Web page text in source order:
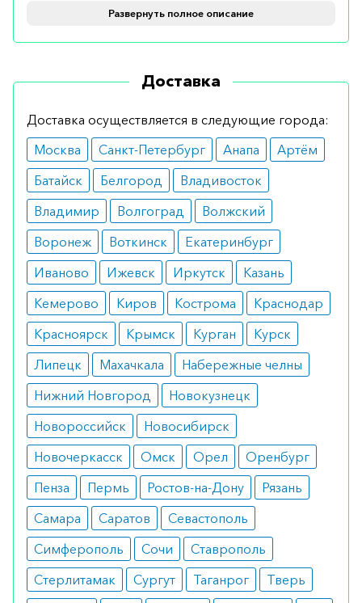
Форма выпуска
Выпускается в форме таблеток по 250 мг № 100.
Применение и дозировка
Дозировка зависит от состояния пациента,
диагноза и комбинации препаратов, которые
применяются в лечении. При отравлении
тяжелыми металлами принимают внутрь после
еды по 1 таблетке три раза в день. При
системных коллагенозах начальная доза – 1
таблетка, максимально возможная – 4 таблетки в
сутки.
Показания
острое отравление солями тяжелых
металлов;
ревматоидный артрит;
склеродермия;
наследственные заболевания печени
(Вильсон-Коновалова).
Противопоказания
беременность и лактационный период;
бронхиальная астма;
агранулоцитоз;
тяжелые заболевания почек;
гиперчувствительность к составу
Развернуть полное описание
Доставка
Доставка осуществляется в следующие города:
Москва
Санкт-Петербург Анапа
Артём
Батайск
Белгород
Владивосток
Владимир
Волгоград
Волжский
Воронеж
Воткинск
Екатеринбург
Иваново
Ижевск Иркутск
Казань
Кемерово
Киров Кострома
Краснодар
Красноярск
Крымск Курган
Курск
Липецк
Махачкала
Набережные челны
Нижний Новгород
Новокузнецк
Новороссийск
Новосибирск
Новочеркасск
Омск Орел
Оренбург
Пенза
Пермь Ростов-на-Дону
Рязань
Самара
Саратов
Севастополь
Симферополь
Сочи
Ставрополь
Стерлитамак
Сургут Таганрог
Тверь